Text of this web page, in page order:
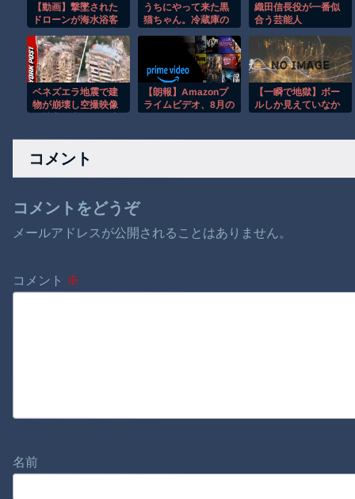
【動画】撃墜された
ドローンが海水浴客
落して3人死亡。
うちにやって来た黒
猫ちゃん。冷蔵庫の
ない(;￣ー￣A【再】
織田信長役が一番似
合う芸能人
ベネズエラ地震で建
物が崩壊し空撮映像
【朗報】Amazonプ
ライムビデオ、8月の
越えへ
【一瞬で地獄】ボー
ルしか見えていなか
コメント
コメントをどうぞ
メールアドレスが公開されることはありません。
コメント ※
名前